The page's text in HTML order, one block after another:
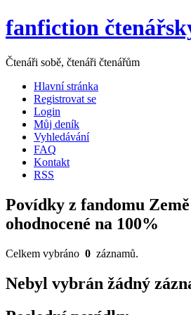
fanfiction
Čtenáři sobě, čtenáři čtenářům
Hlavní stránka
Registrovat se
Login
Můj deník
Vyhledávání
FAQ
Kontakt
RSS
Povídky z fandomu
ohodnocené na 100%
Celkem vybráno 0 záznamů.
Nebyl vybrán žádný